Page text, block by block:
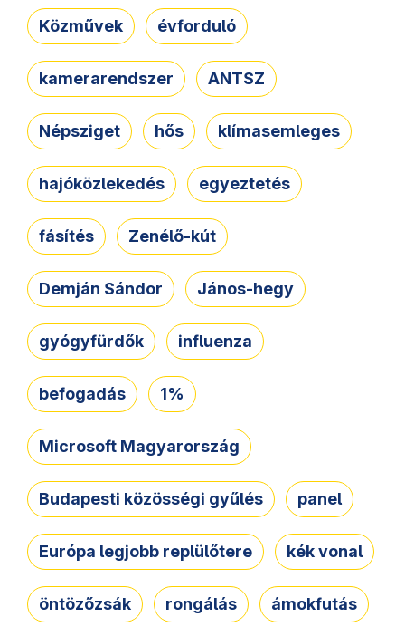
Közművek évforduló
kamerarendszer ANTSZ
Népsziget hős klímasemleges
hajóközlekedés egyeztetés
fásítés Zenélő-kút
Demján Sándor János-hegy
gyógyfürdők influenza
befogadás 1%
Microsoft Magyarország
Budapesti közösségi gyűlés panel
Európa legjobb replülőtere kék vonal
öntözőzsák rongálás ámokfutás